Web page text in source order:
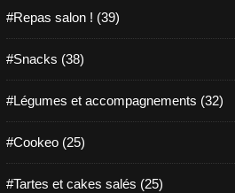
#Repas salon ! (39)
#Snacks (38)
#Légumes et accompagnements (32)
#Cookeo (25)
#Tartes et cakes salés (25)